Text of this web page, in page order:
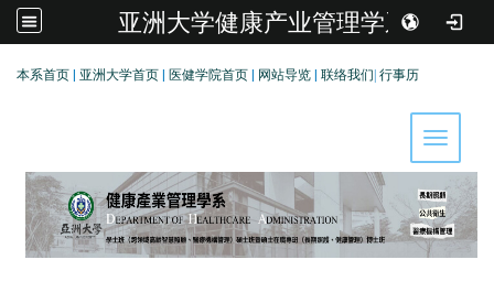
亚洲大学健康产业管理学系
本系首页 亚洲大学首页 医健学院首页 网站导览 联络我们 行事历
Toggle